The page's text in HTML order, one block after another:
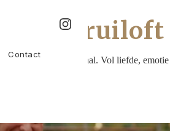
Contact
jullie
met een écht verhaal. Vol liefde, emotie